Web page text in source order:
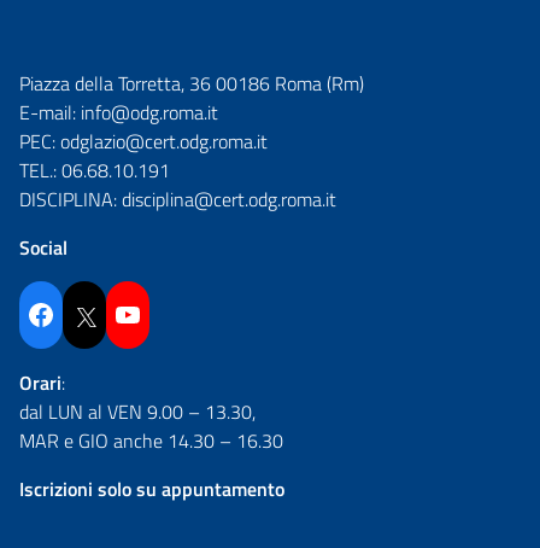
Piazza della Torretta, 36 00186 Roma (Rm)
E-mail: info@odg.roma.it
PEC:odglazio@cert.odg.roma.it
TEL.:06.68.10.191
DISCIPLINA:disciplina@cert.odg.roma.it
Social
Facebook Twitter YouTube
Orari:
dal LUN al VEN 9.00 – 13.30,
MAR e GIO anche 14.30 – 16.30
Iscrizioni solo su appuntamento